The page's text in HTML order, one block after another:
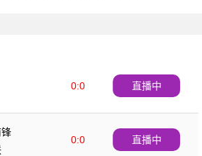
0:0
直播中
0:0
直播中